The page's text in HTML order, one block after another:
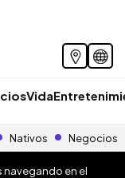
Vida
Nativos Negocios
navegando en el